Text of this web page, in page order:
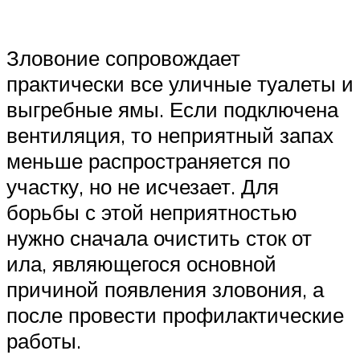
Зловоние сопровождает
практически все уличные туалеты и
выгребные ямы. Если подключена
вентиляция, то неприятный запах
меньше распространяется по
участку, но не исчезает. Для
борьбы с этой неприятностью
нужно сначала очистить сток от
ила, являющегося основной
причиной появления зловония, а
после провести профилактические
работы.